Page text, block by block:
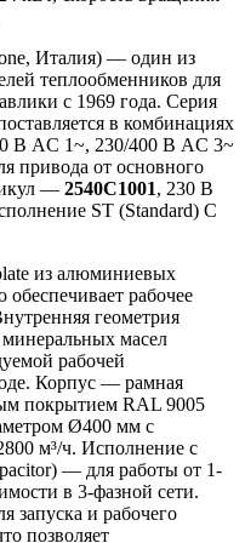
Италия) — один из
теплообменников для
с 1969 года. Серия
в комбинациях
В AC 1~, 230/400 В AC 3~
привода от основного
— 2540C1001, 230 В
ST (Standard) C
из алюминиевых
рабочее
геометрия
минеральных масел
рабочей
Корпус — рамная
покрытием RAL 9005
Ø400 мм с
м³/ч. Исполнение с
— для работы от 1-
в 3-фазной сети.
запуска и рабочего
позволяет